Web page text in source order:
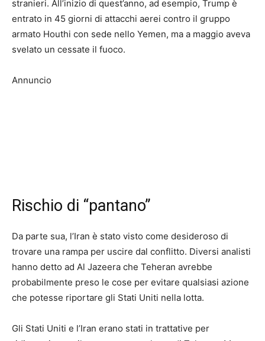
stranieri. All’inizio di quest’anno, ad esempio, Trump è
entrato in 45 giorni di attacchi aerei contro il gruppo
armato Houthi con sede nello Yemen, ma a maggio aveva
svelato un cessate il fuoco.
Annuncio
Rischio di “pantano”
Da parte sua, l’Iran è stato visto come desideroso di
trovare una rampa per uscire dal conflitto. Diversi analisti
hanno detto ad Al Jazeera che Teheran avrebbe
probabilmente preso le cose per evitare qualsiasi azione
che potesse riportare gli Stati Uniti nella lotta.
Gli Stati Uniti e l’Iran erano stati in trattative per